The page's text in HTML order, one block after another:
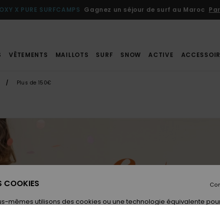
X PURE SURFCAMPS Gagnez un séjour de surf au Maroc
VÊTEMENTS MAILLOTS SURF SNOW ACTIVE
Plus de 150€
COOKIES
mêmes utilisons des cookies ou une technologie équivalente